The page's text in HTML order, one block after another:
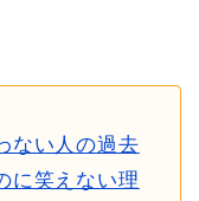
ない人の過去
に笑えない理